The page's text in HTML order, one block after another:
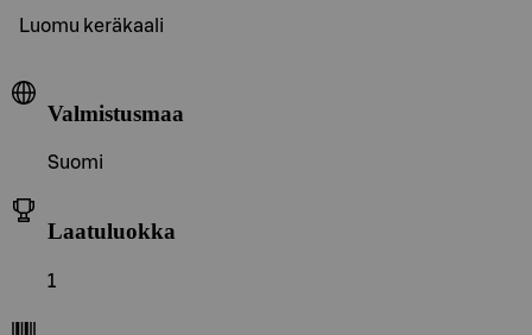
Luomu keräkaali
Valmistusmaa
Suomi
Laatuluokka
1